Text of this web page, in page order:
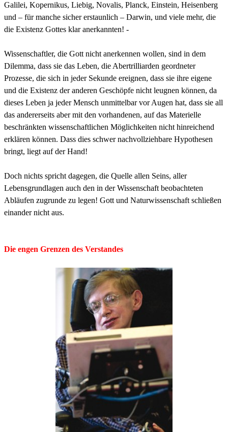
Galilei, Kopernikus, Liebig, Novalis, Planck, Einstein, Heisenberg
und – für manche sicher erstaunlich – Darwin, und viele mehr, die
die Existenz Gottes klar anerkannten! -
Wissenschaftler, die Gott nicht anerkennen wollen, sind in dem
Dilemma, dass sie das Leben, die Abertrilliarden geordneter
Prozesse, die sich in jeder Sekunde ereignen, dass sie ihre eigene
und die Existenz der anderen Geschöpfe nicht leugnen können, da
dieses Leben ja jeder Mensch unmittelbar vor Augen hat, dass sie all
das andererseits aber mit den vorhandenen, auf das Materielle
beschränkten wissenschaftlichen Möglichkeiten nicht hinreichend
erklären können. Dass dies schwer nachvollziehbare Hypothesen
bringt, liegt auf der Hand!
Doch nichts spricht dagegen, die Quelle allen Seins, aller
Lebensgrundlagen auch den in der Wissenschaft beobachteten
Abläufen zugrunde zu legen! Gott und Naturwissenschaft schließen
einander nicht aus.
Die engen Grenzen des Verstandes